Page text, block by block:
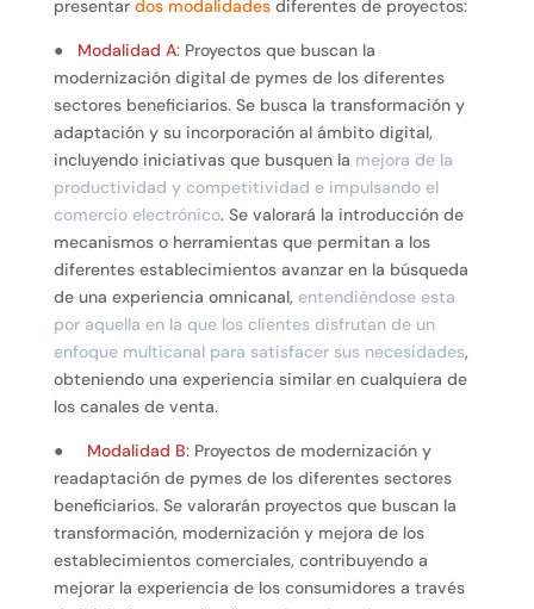
presentar dos modalidadesdiferentes de proyectos:
● Modalidad A: Proyectos que buscan la
modernización digital de pymes de los diferentes
sectores beneficiarios. Se busca la transformación y
adaptación y su incorporación al ámbito digital,
incluyendo iniciativas que busquen la mejora de la
productividad y competitividad e impulsando el
comercio electrónico. Se valorará la introducción de
mecanismos o herramientas que permitan a los
diferentes establecimientos avanzar en la búsqueda
de una experiencia omnicanal, entendiéndose esta
por aquella en la que los clientes disfrutan de un
enfoque multicanal para satisfacer sus necesidades,
obteniendo una experiencia similar en cualquiera de
los canales de venta.
● Modalidad B: Proyectos de modernización y
readaptación de pymes de los diferentes sectores
beneficiarios. Se valorarán proyectos que buscan la
transformación, modernización y mejora de los
establecimientos comerciales, contribuyendo a
mejorar la experiencia de los consumidores a través